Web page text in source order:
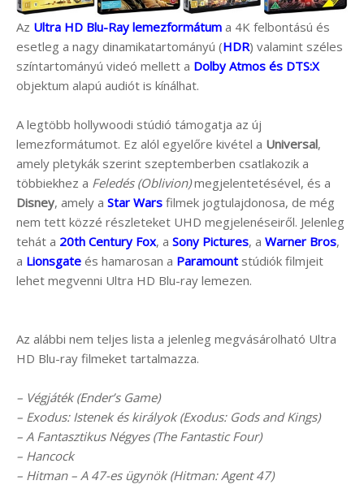
Az Ultra HD Blu-Ray lemezformátum a 4K felbontású és
esetleg a nagy dinamikatartományú (HDR) valamint széles
színtartományú videó mellett a Dolby Atmos és DTS:X
objektum alapú audiót is kínálhat.
A legtöbb hollywoodi stúdió támogatja az új
lemezformátumot. Ez alól egyelőre kivétel a Universal,
amely pletykák szerint szeptemberben csatlakozik a
többiekhez a Feledés (Oblivion)megjelentetésével, és a
Disney, amely a Star Wars filmek jogtulajdonosa, de még
nem tett közzé részleteket UHD megjelenéseiről. Jelenleg
tehát a 20th Century Fox, a Sony Pictures, a Warner Bros,
a Lionsgate és hamarosan a Paramount stúdiók filmjeit
lehet megvenni Ultra HD Blu-ray lemezen.
Az alábbi nem teljes lista a jelenleg megvásárolható Ultra
HD Blu-ray filmeket tartalmazza.
– Végjáték (Ender’s Game)
– Exodus: Istenek és királyok (Exodus: Gods and Kings)
– A Fantasztikus Négyes (The Fantastic Four)
– Hancock
– Hitman – A 47-es ügynök (Hitman: Agent 47)